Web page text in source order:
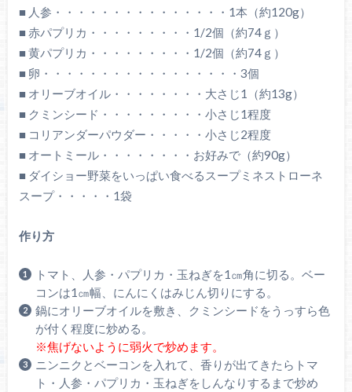
■ 人参・・・・・・・・・・・・・・・1本（約120g）
■ 赤パプリカ・・・・・・・・・1/2個（約74ｇ）
■ 黄パプリカ・・・・・・・・・1/2個（約74ｇ）
■ 卵・・・・・・・・・・・・・・・・・3個
■ オリーブオイル・・・・・・・・大さじ1（約13g）
■ クミンシード・・・・・・・・・小さじ1程度
■ コリアンダーパウダー・・・・・小さじ2程度
■ オートミール・・・・・・・・お好みで（約90g）
■ ダイショー野菜をいっぱい食べるスープミネストローネ
スープ・・・・・1袋
作り方
トマト、人参・パプリカ・玉ねぎを1㎝角に切る。ベー
コンは1㎝幅、にんにくはみじん切りにする。
鍋にオリーブオイルを敷き、クミンシードをうっすら色
が付く程度に炒める。
※焦げないように弱火で炒めます。
ニンニクとベーコンを入れて、香りが出てきたらトマ
ト・人参・パプリカ・玉ねぎをしんなりするまで炒め